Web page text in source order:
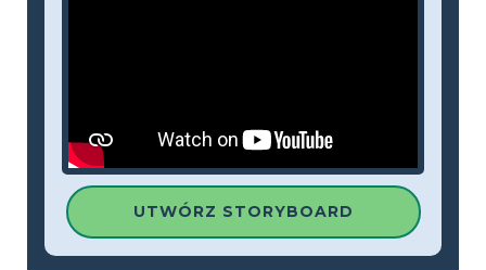
UTWÓRZ STORYBOARD